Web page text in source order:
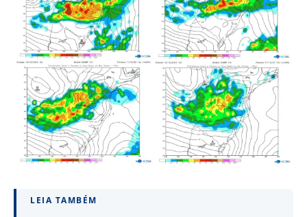
LEIA TAMBÉM